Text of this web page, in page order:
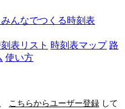
んなでつくる時刻表
表リスト 時刻表マップ 路
使い方
こちらからユーザー登録 して